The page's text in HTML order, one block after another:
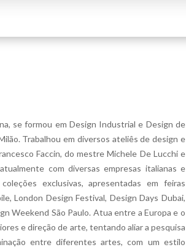
se formou em Design Industrial e Design de
Trabalhou em diversos ateliês de design e
Faccin, do mestre Michele De Lucchi e
com diversas empresas italianas e
exclusivas, apresentadas em feiras
London Design Festival, Design Days Dubai,
Weekend São Paulo. Atua entre a Europa e o
e direção de arte, tentando aliar a pesquisa
entre diferentes artes, com um estilo